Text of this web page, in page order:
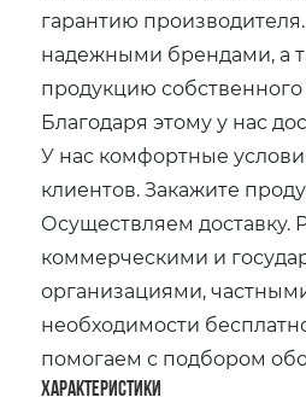
гарантию
надежными брендами, а
продукцию собственного
Благодаря этому у нас
У нас комфортные
клиентов. Закажите
Осуществляем доставку.
коммерческими и
организациями,
необходимости
помогаем с подбором
Характеристики